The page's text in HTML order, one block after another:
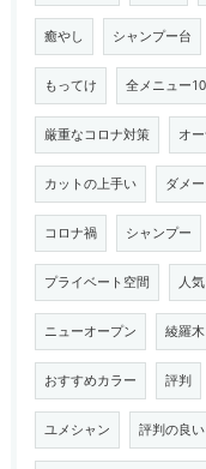
癒やし シャンプー台
もってけ 全メニュー
厳重なコロナ対策 オ
カットの上手い ダメ
コロナ禍 シャンプー
プライベート空間 人
ニューオープン 綾羅木
おすすめカラー 評判
ユメシャン 評判の良い